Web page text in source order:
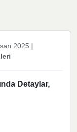
2025 |
Detaylar,